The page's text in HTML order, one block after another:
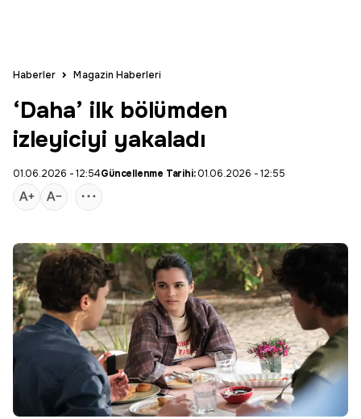
Haberler Magazin Haberleri
‘Daha’ ilk bölümden
izleyiciyi yakaladı
01.06.2026 - 12:54Güncellenme Tarihi:01.06.2026 - 12:55